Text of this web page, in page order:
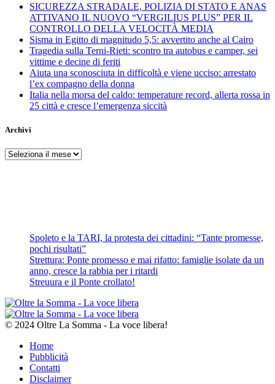
SICUREZZA STRADALE, POLIZIA DI STATO E ANAS
ATTIVANO IL NUOVO “VERGILIUS PLUS” PER IL
CONTROLLO DELLA VELOCITÀ MEDIA
Sisma in Egitto di magnitudo 5,5: avvertito anche al Cairo
Tragedia sulla Terni-Rieti: scontro tra autobus e camper, sei
vittime e decine di feriti
Aiuta una sconosciuta in difficoltà e viene ucciso: arrestato
l’ex compagno della donna
Italia nella morsa del caldo: temperature record, allerta rossa in
25 città e cresce l’emergenza siccità
Archivi
Archivi
Spoleto e la TARI, la protesta dei cittadini: “Tante promesse,
pochi risultati”
Strettura: Ponte promesso e mai rifatto: famiglie isolate da un
anno, cresce la rabbia per i ritardi
Streuura e il Ponte crollato!
© 2024 Oltre La Somma - La voce libera!
Home
Pubblicità
Contatti
Disclaimer